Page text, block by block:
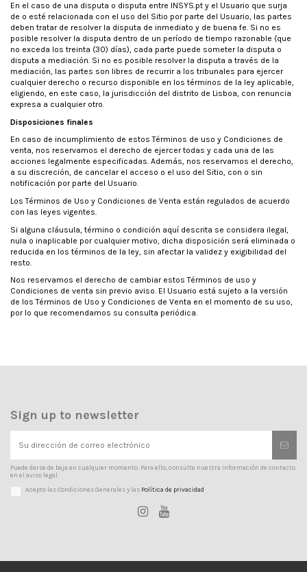
En el caso de una disputa o disputa entre INSYS.pt y el Usuario que surja
de o esté relacionada con el uso del Sitio por parte del Usuario, las partes
deben tratar de resolver la disputa de inmediato y de buena fe. Si no es
posible resolver la disputa dentro de un período de tiempo razonable (que
no exceda los treinta (30) días), cada parte puede someter la disputa o
disputa a mediación. Si no es posible resolver la disputa a través de la
mediación, las partes son libres de recurrir a los tribunales para ejercer
cualquier derecho o recurso disponible en los términos de la ley aplicable,
eligiendo, en este caso, la jurisdicción del distrito de Lisboa, con renuncia
expresa a cualquier otro.
Disposiciones finales
En caso de incumplimiento de estos Términos de uso y Condiciones de
venta, nos reservamos el derecho de ejercer todas y cada una de las
acciones legalmente especificadas. Además, nos reservamos el derecho,
a su discreción, de cancelar el acceso o el uso del Sitio, con o sin
notificación por parte del Usuario.
Los Términos de Uso y Condiciones de Venta están regulados de acuerdo
con las leyes vigentes.
Si alguna cláusula, término o condición aquí descrita se considera ilegal,
nula o inaplicable por cualquier motivo, dicha disposición será eliminada o
reducida en los términos de la ley, sin afectar la validez y exigibilidad del
resto.
Nos reservamos el derecho de cambiar estos Términos de uso y
Condiciones de venta sin previo aviso. El Usuario está sujeto a la versión
de los Términos de Uso y Condiciones de Venta en el momento de su uso,
por lo que recomendamos su consulta periódica.
Sign up to newsletter
Puede darse de baja en cualquier momento. Para ello, consulte nuestra información de contacto
en el aviso legal.
Acepto las Condiciones Generales y las Política de privacidad